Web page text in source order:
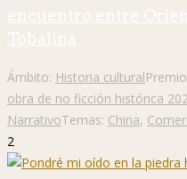
encuentro entre
Tobalina
Ámbito: Historia cultural
obra de no ficción histórica
NarrativoTemas: China,
2